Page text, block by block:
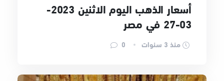
أسعار الذهب اليوم الاثنين 2023-
03-27 في مصر
منذ 3 سنوات